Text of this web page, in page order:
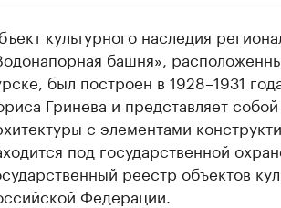
культурного наследия
башня»,
был построен в 1928–1931
Гринева и представляет
с элементами
под государственной
реестр объектов
Федерации.